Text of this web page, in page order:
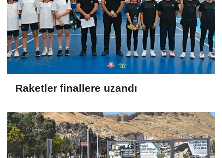
Raketler finallere uzandı